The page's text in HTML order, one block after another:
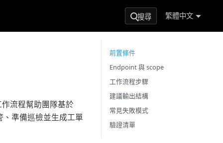
搜尋 繁體中文
流程幫助團隊基於
準備巡檢並生成工單
前置條件
Endpoint 與 scope
工作流程步驟
建議輸出結構
常見失敗模式
驗證清單